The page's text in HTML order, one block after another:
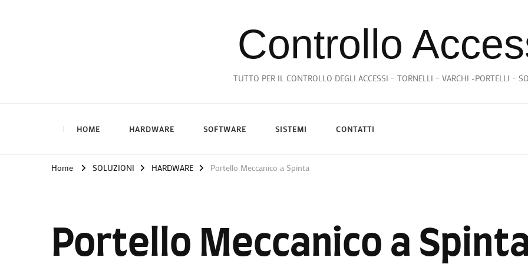
Controllo
TUTTO PER IL CONTROLLO DEGLI ACCESSI – TORNELLI – VARCHI -PORTELLI –
HOME HARDWARE SOFTWARE SISTEMI CONTATTI
Home SOLUZIONI HARDWARE Portello Meccanico a Spinta
Portello Meccanico a